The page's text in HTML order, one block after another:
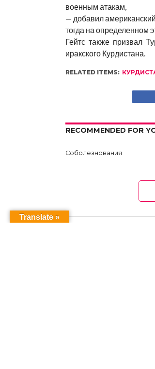
военным атакам,
— добавил
тогда на определенном
Гейтс также призвал
иракского Курдистана.
RELATED ITEMS:
RECOMMENDED FOR
Соболезнования
Translate »